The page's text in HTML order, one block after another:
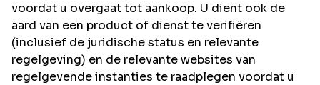
voordat u overgaat tot aankoop. U dient ook de
aard van een product of dienst te verifiëren
(inclusief de juridische status en relevante
regelgeving) en de relevante websites van
regelgevende instanties te raadplegen voordat u